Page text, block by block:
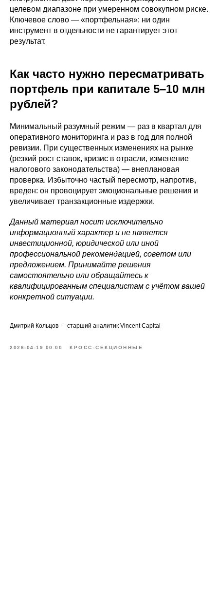
целевом диапазоне при умеренном совокупном риске.
Ключевое слово — «портфельная»: ни один
инструмент в отдельности не гарантирует этот
результат.
Как часто нужно пересматривать
портфель при капитале 5–10 млн
рублей?
Минимальный разумный режим — раз в квартал для
оперативного мониторинга и раз в год для полной
ревизии. При существенных изменениях на рынке
(резкий рост ставок, кризис в отрасли, изменение
налогового законодательства) — внеплановая
проверка. Избыточно частый пересмотр, напротив,
вреден: он провоцирует эмоциональные решения и
увеличивает транзакционные издержки.
Данный материал носит исключительно
информационный характер и не является
инвестиционной, юридической или иной
профессиональной рекомендацией, советом или
предложением. Принимайте решения
самостоятельно или обращайтесь к
квалифицированным специалистам с учётом вашей
конкретной ситуации.
Дмитрий Кольцов — старший аналитик Vincent Capital
2026-04-19 00:00 КРОСС-СЕКЦИОННЫЕ